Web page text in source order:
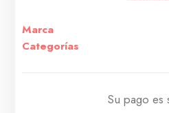
Marca
Categorías
Su pago es